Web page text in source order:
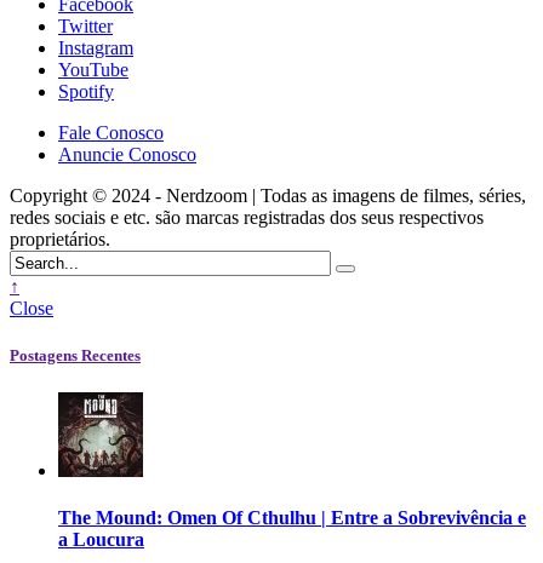
Twitter
Instagram
YouTube
Spotify
Fale Conosco
Anuncie Conosco
Copyright © 2024 - Nerdzoom | Todas as imagens de filmes, séries,
redes sociais e etc. são marcas registradas dos seus respectivos
proprietários.
↑
Close
Postagens Recentes
The Mound: Omen Of Cthulhu | Entre a Sobrevivência e
a Loucura